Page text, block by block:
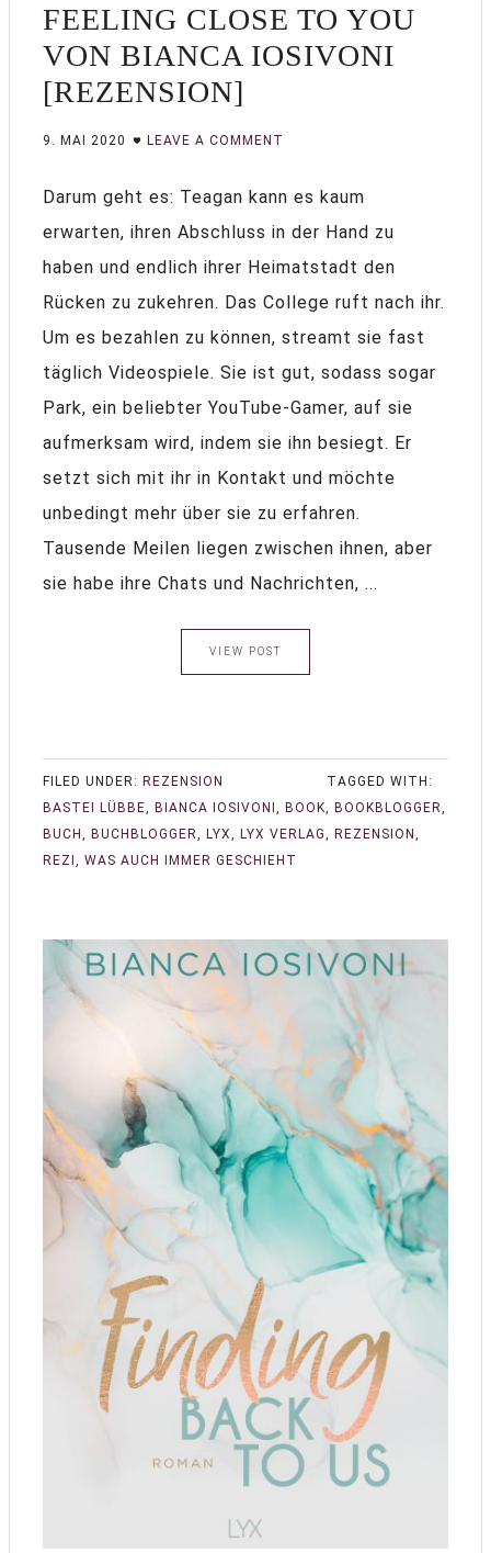
FEELING CLOSE TO YOU
VON BIANCA IOSIVONI
[REZENSION]
9. MAI 2020 LEAVE A COMMENT
Darum geht es: Teagan kann es kaum
erwarten, ihren Abschluss in der Hand zu
haben und endlich ihrer Heimatstadt den
Rücken zu zukehren. Das College ruft nach ihr.
Um es bezahlen zu können, streamt sie fast
täglich Videospiele. Sie ist gut, sodass sogar
Park, ein beliebter YouTube-Gamer, auf sie
aufmerksam wird, indem sie ihn besiegt. Er
setzt sich mit ihr in Kontakt und möchte
unbedingt mehr über sie zu erfahren.
Tausende Meilen liegen zwischen ihnen, aber
sie habe ihre Chats und Nachrichten, ...
VIEW POST
FILED UNDER: REZENSION
TAGGED WITH:
BASTEI LÜBBE, BIANCA IOSIVONI , BOOK, BOOKBLOGGER,
BUCH , BUCHBLOGGER, LYX, LYX VERLAG, REZENSION ,
REZI , WAS AUCH IMMER GESCHIEHT